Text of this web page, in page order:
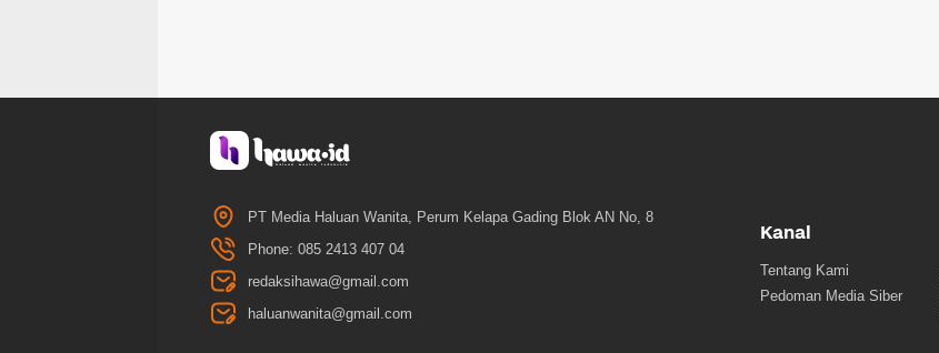
PT Media Haluan Wanita, Perum Kelapa Gading Blok AN No, 8
Phone: 085 2413 407 04
redaksihawa@gmail.com
haluanwanita@gmail.com
Kanal
Tentang Kami
Pedoman Media Siber